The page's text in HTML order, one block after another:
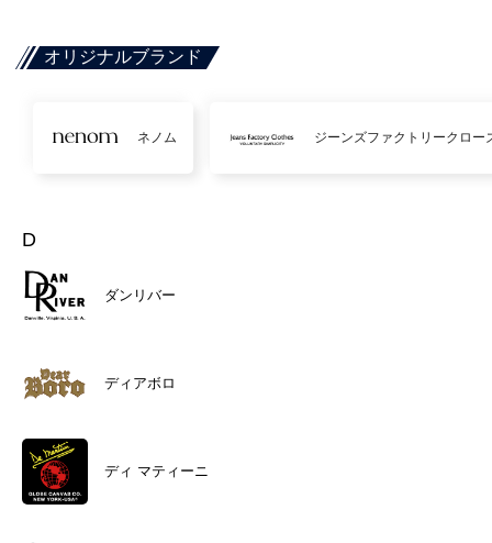
オリジナルブランド
ネノム ジーンズファクトリークロー
D
ダンリバー
ディアボロ
ディ マティーニ